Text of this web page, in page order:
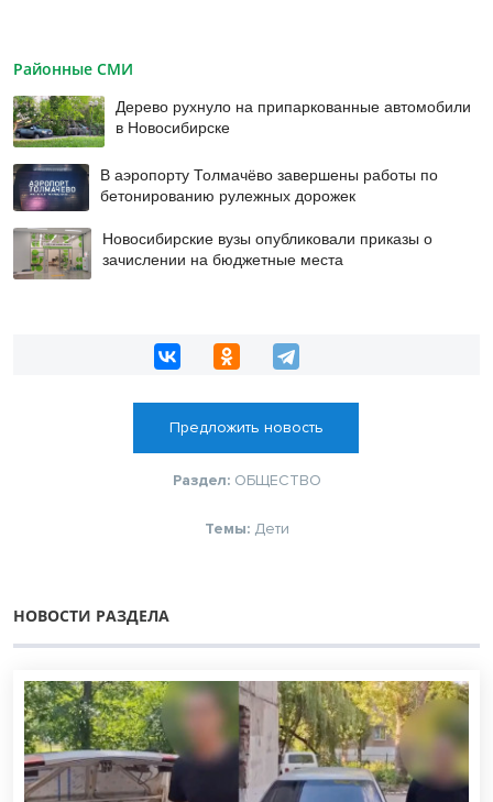
Районные СМИ
Дерево рухнуло на припаркованные автомобили
в Новосибирске
В аэропорту Толмачёво завершены работы по
бетонированию рулежных дорожек
Новосибирские вузы опубликовали приказы о
зачислении на бюджетные места
Предложить новость
Раздел: ОБЩЕСТВО
Темы: Дети
НОВОСТИ РАЗДЕЛА